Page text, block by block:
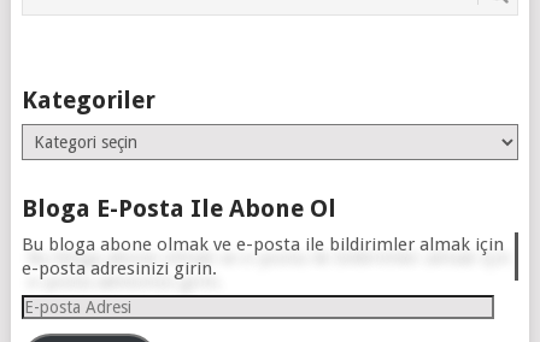
Kategoriler
Kategoriler
Bloga E-Posta Ile Abone Ol
Bu bloga abone olmak ve e-posta ile bildirimler almak için
e-posta adresinizi girin.
E-
posta